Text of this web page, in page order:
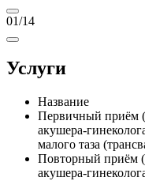
01/14
Услуги
Название
Первичный приём
акушера-
малого таза
Повторный приём
акушера-